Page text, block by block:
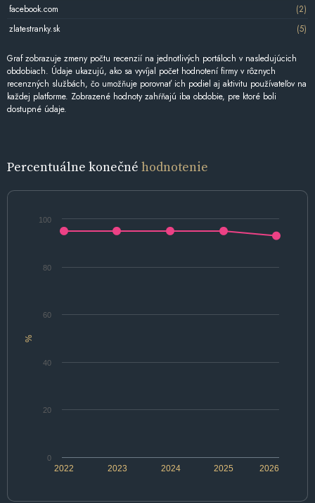
facebook.com
(2)
zlatestranky.sk
(5)
Graf zobrazuje zmeny počtu recenzií na jednotlivých portáloch v nasledujúcich
obdobiach. Údaje ukazujú, ako sa vyvíjal počet hodnotení firmy v rôznych
recenzných službách, čo umožňuje porovnať ich podiel aj aktivitu používateľov na
každej platforme. Zobrazené hodnoty zahŕňajú iba obdobie, pre ktoré boli
dostupné údaje.
Percentuálne konečné hodnotenie
%
2022 2024 2026
2023 2025
0
20
40
60
80
100